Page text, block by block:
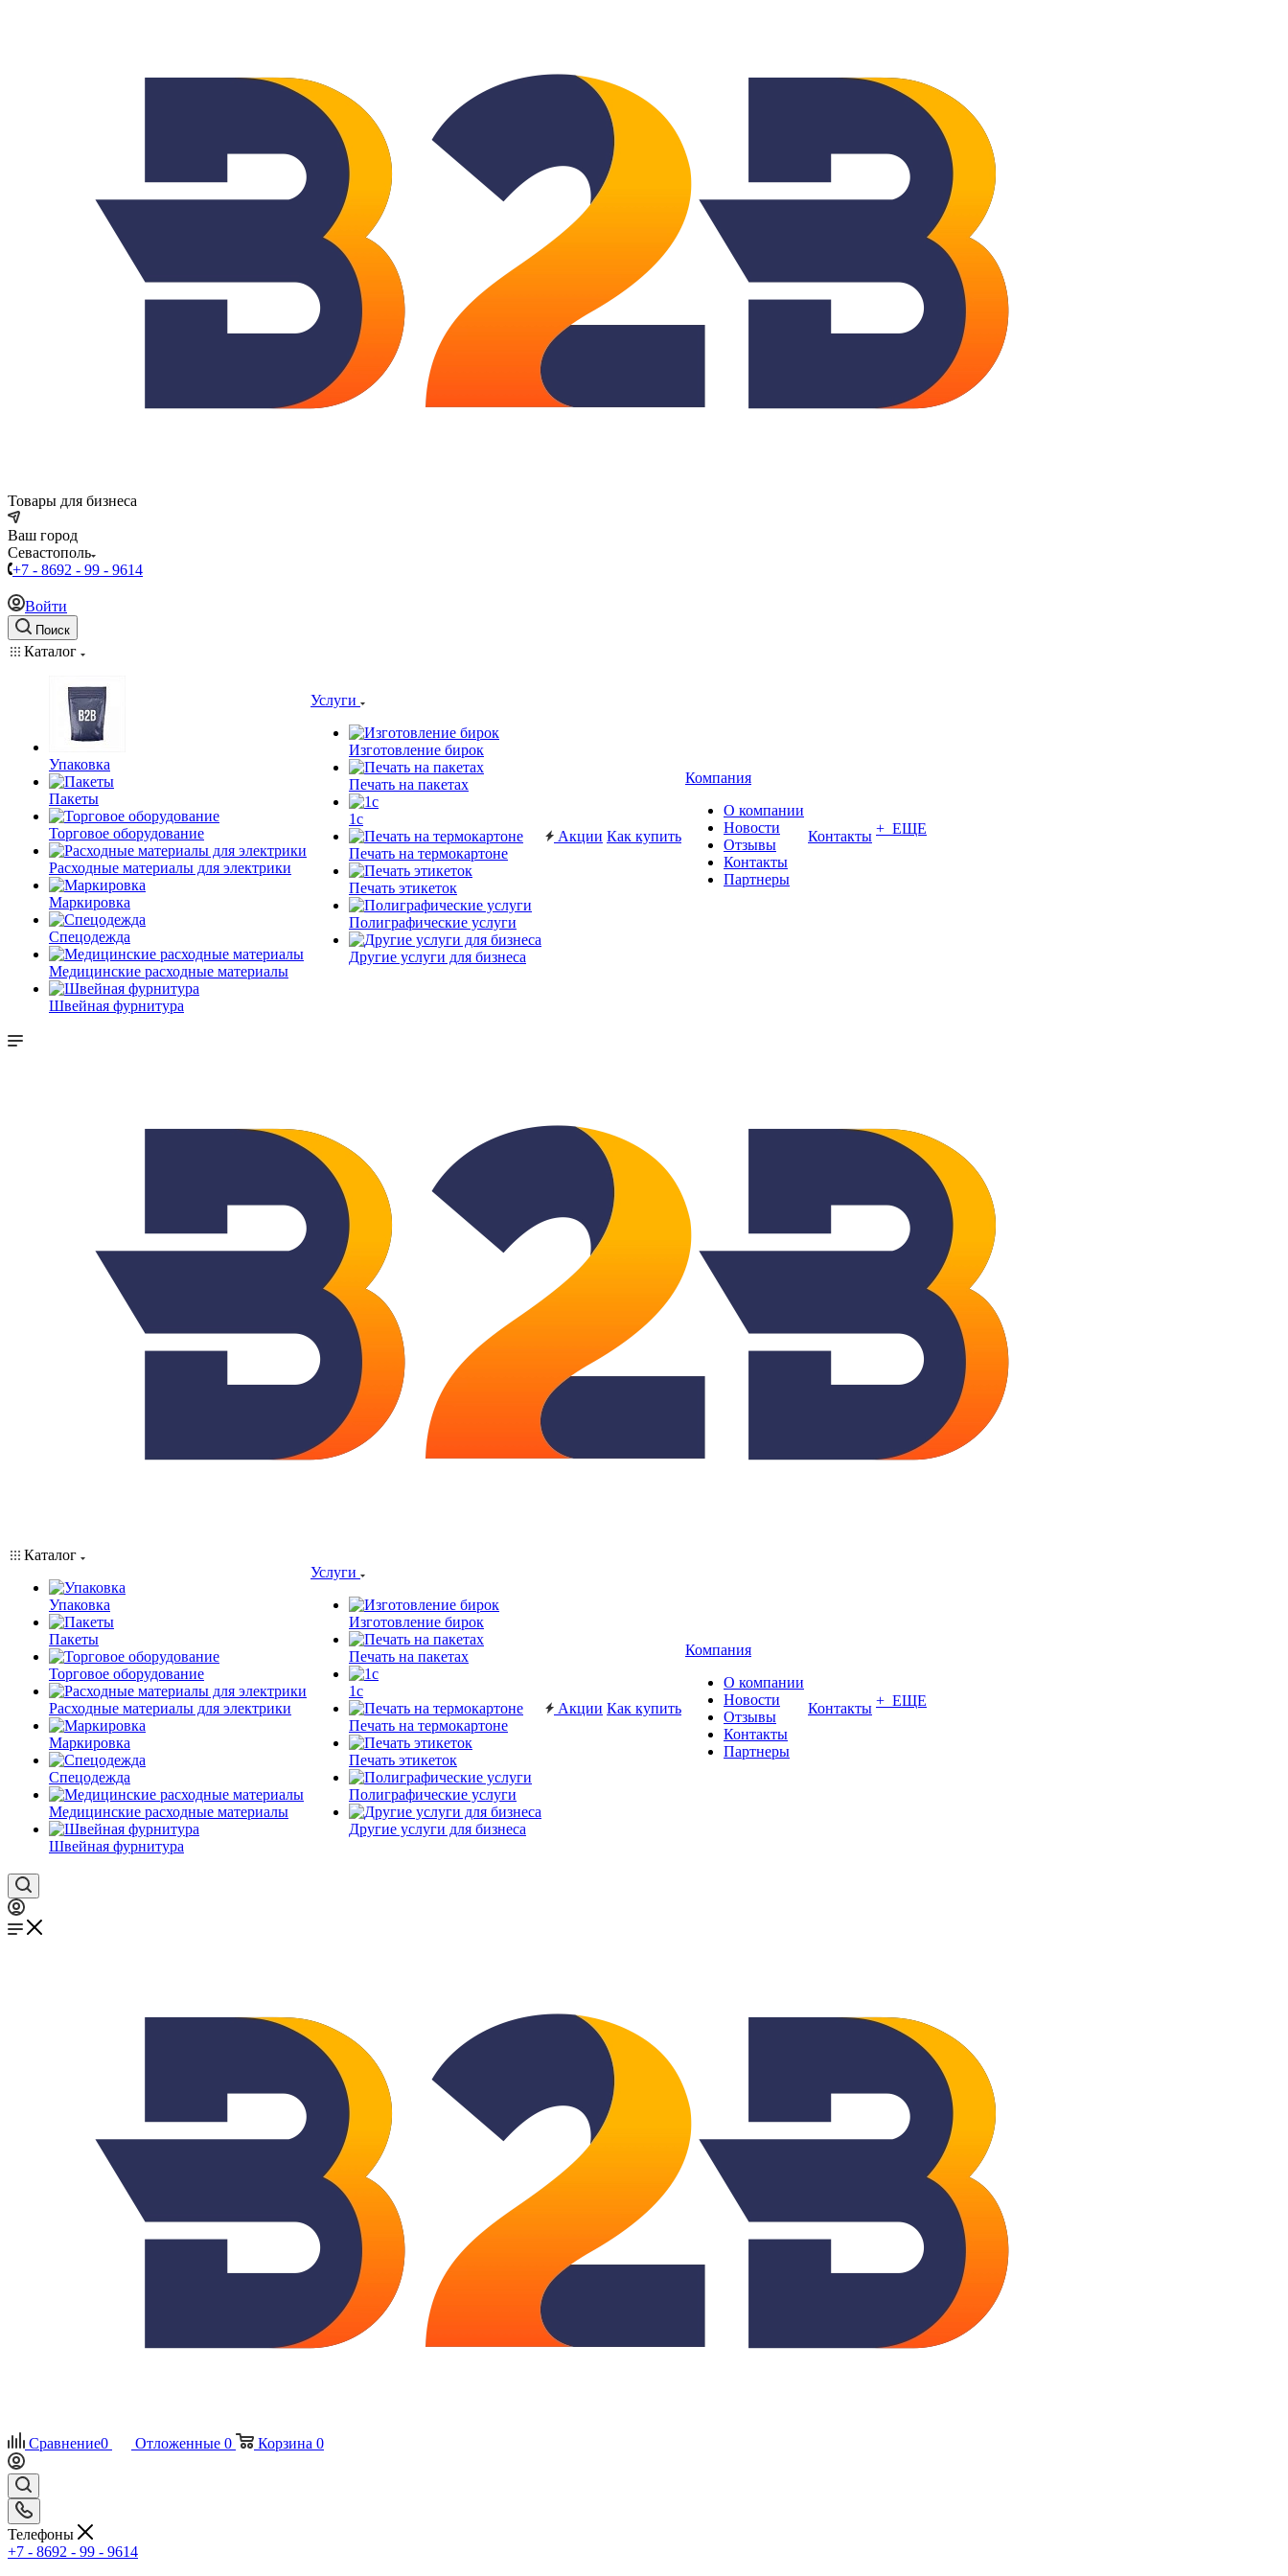
Товары для бизнеса
Ваш город
Севастополь
+7 - 8692 - 99 - 9614
Войти
Поиск
Каталог
Упаковка
Пакеты
Торговое оборудование
Расходные материалы для электрики
Маркировка
Спецодежда
Медицинские расходные материалы
Швейная фурнитура
Услуги
Изготовление бирок
Печать на пакетах
1c
Печать на термокартоне
Печать этикеток
Полиграфические услуги
Другие услуги для бизнеса
Акции Как купить
Компания
О компании
Новости
Отзывы
Контакты
Партнеры
Контакты + ЕЩЕ
Каталог
Упаковка
Пакеты
Торговое оборудование
Расходные материалы для электрики
Маркировка
Спецодежда
Медицинские расходные материалы
Швейная фурнитура
Услуги
Изготовление бирок
Печать на пакетах
1c
Печать на термокартоне
Печать этикеток
Полиграфические услуги
Другие услуги для бизнеса
Акции Как купить
Компания
О компании
Новости
Отзывы
Контакты
Партнеры
Контакты + ЕЩЕ
Сравнение0 Отложенные 0 Корзина 0
Телефоны
+7 - 8692 - 99 - 9614